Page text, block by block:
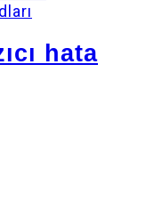
hata